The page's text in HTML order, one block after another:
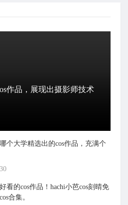
作品，展现出摄影师技术
个大学精选出的cos作品，充满个
看的cos作品！hachi小芭cos刻晴免
合集。